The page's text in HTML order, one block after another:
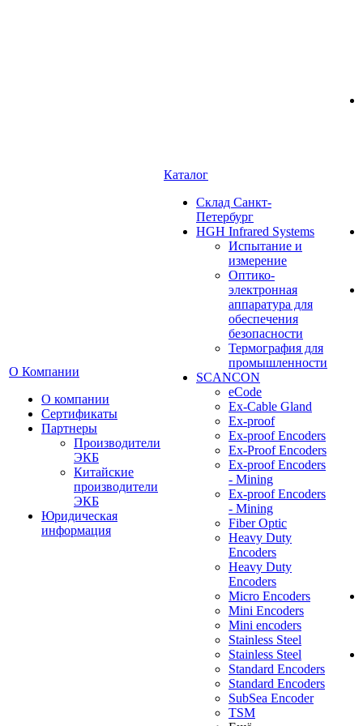
О Компании
О компании
Сертификаты
Партнеры
Производители
ЭКБ
Китайские
производители
ЭКБ
Юридическая
информация
Каталог
Cклад Санкт-
Петербург
HGH Infrared Systems
Испытание и
измерение
Оптико-
электронная
аппаратура для
обеспечения
безопасности
Термография для
промышленности
SCANCON
eCode
Ex-Cable Gland
Ex-proof
Ex-proof Encoders
Ex-Proof Encoders
Ex-proof Encoders
- Mining
Ex-proof Encoders
- Mining
Fiber Optic
Heavy Duty
Encoders
Heavy Duty
Encoders
Micro Encoders
Mini Encoders
Mini encoders
Stainless Steel
Stainless Steel
Standard Encoders
Standard Encoders
SubSea Encoder
TSM